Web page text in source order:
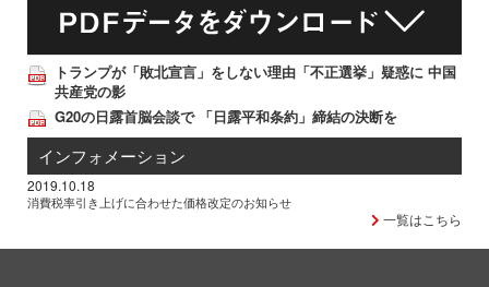
トランプが「敗北宣言」をしない理由「不正選挙」疑惑に 中国
共産党の影
G20の日露首脳会談で 「日露平和条約」締結の決断を
インフォメーション
2019.10.18
消費税率引き上げに合わせた価格改定のお知らせ
一覧はこちら